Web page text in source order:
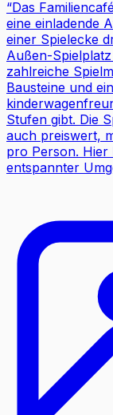
“Das
eine einladende
einer Spielecke
Außen-
zahlreiche
Bausteine und
Stufen gibt. Die
auch preiswert,
pro Person.
entspannter